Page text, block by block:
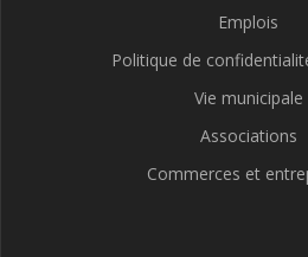
Emplois
Politique de
Vie municipale
Associations
Commerces et